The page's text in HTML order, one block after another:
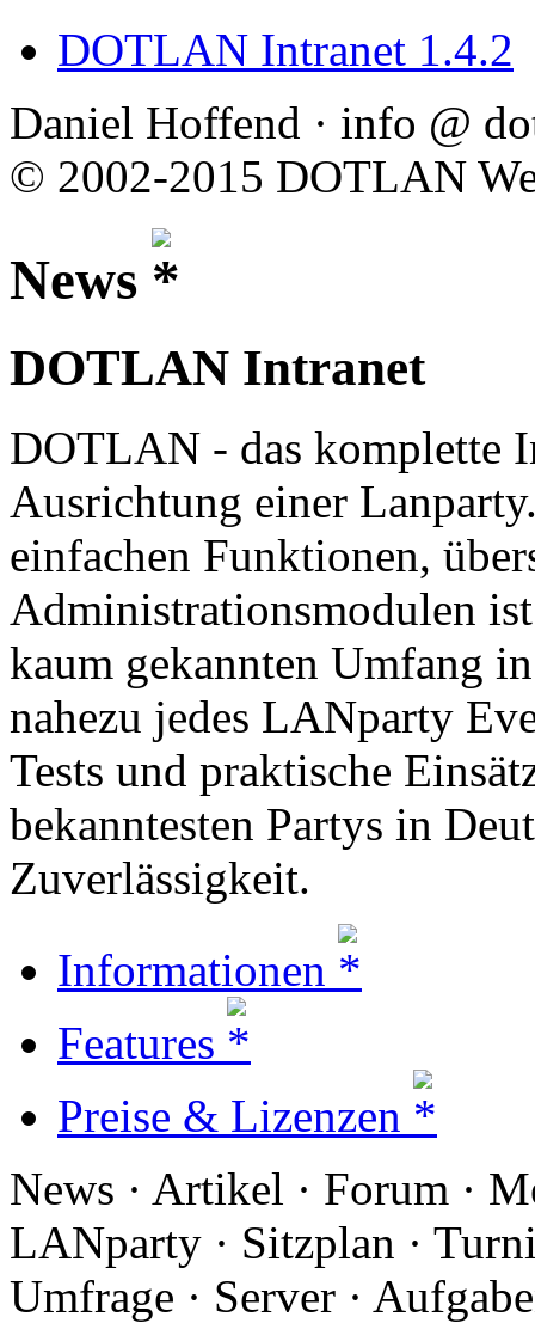
DOTLAN Intranet 1.4.2
Daniel Hoffend · info @
© 2002-2015 DOTLAN
News
DOTLAN Intranet
DOTLAN - das komplette
Ausrichtung einer
einfachen Funktionen,
Administrationsmodulen
kaum gekannten Umfang
nahezu jedes LANparty
Tests und praktische
bekanntesten Partys in
Zuverlässigkeit.
Informationen
Features
Preise & Lizenzen
News · Artikel · Forum ·
LANparty · Sitzplan ·
Umfrage · Server ·